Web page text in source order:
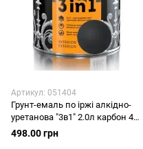
Артикул: 051404
Грунт-емаль по іржі алкідно-
уретанова "3в1" 2.0л карбон 413
Ролакс
498.00 грн